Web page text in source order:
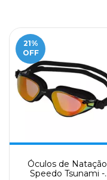
21%
OFF
Óculos de Natação
Speedo Tsunami -